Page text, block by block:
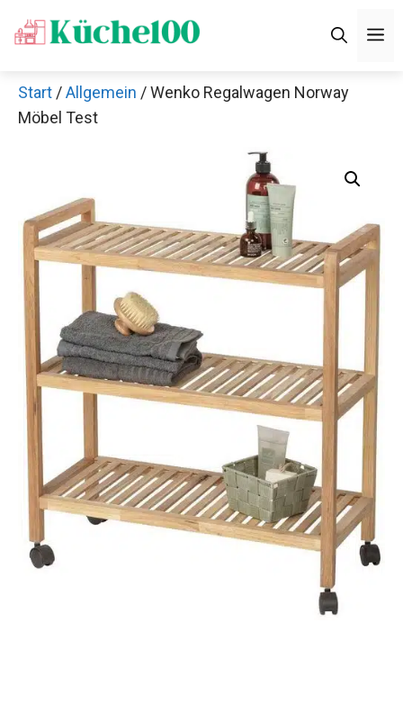
Inhalt
Start /Allgemein / Wenko Regalwagen Norway
Möbel Test